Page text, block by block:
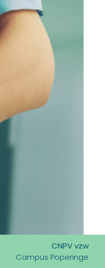
CNPV vzw
Campus Poperinge